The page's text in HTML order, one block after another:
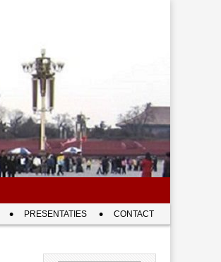
PRESENTATIES CONTACT